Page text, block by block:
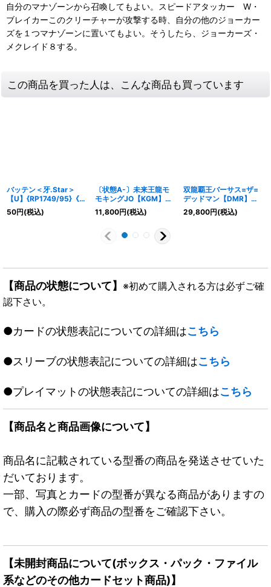
自分のマナゾーンから召喚してもよい。スピードアタッカー W・
ブレイカーこのクリーチャーが攻撃する時、自分の他のジョーカー
ズを１つマナゾーンに置いてもよい。そうしたら、ジョーカーズ・
メクレイド８する。
この商品を買った人は、こんな商品も買っています
バッテン＜牙.Star＞
【U】{RP1749/95}《自
然》
50円(税込)
〔状態A-〕未来王龍モ
モキングJO【KGM】
{RP201S/20}《多》
11,800円(税込)
双龍覇王バーサス=ザ=
デッドマン【DMR】
{25EX2DM4秘/DM4}
《自然》
29,800円(税込)
【商品の状態について】 ※初めて購入される方は必ずご確
認下さい。
●カードの状態表記についての詳細はこちら
●スリーブの状態表記についての詳細はこちら
●プレイマットの状態表記についての詳細はこちら
【商品名と商品画像について】
商品名に記載されている型番の商品を発送させていた
だいております。
一部、写真とカードの型番が異なる商品がありますの
で、購入の際必ず商品の型番をご確認下さい。
【未開封商品について(ボックス・パック・ファイル
系などのその他カードセット商品)】